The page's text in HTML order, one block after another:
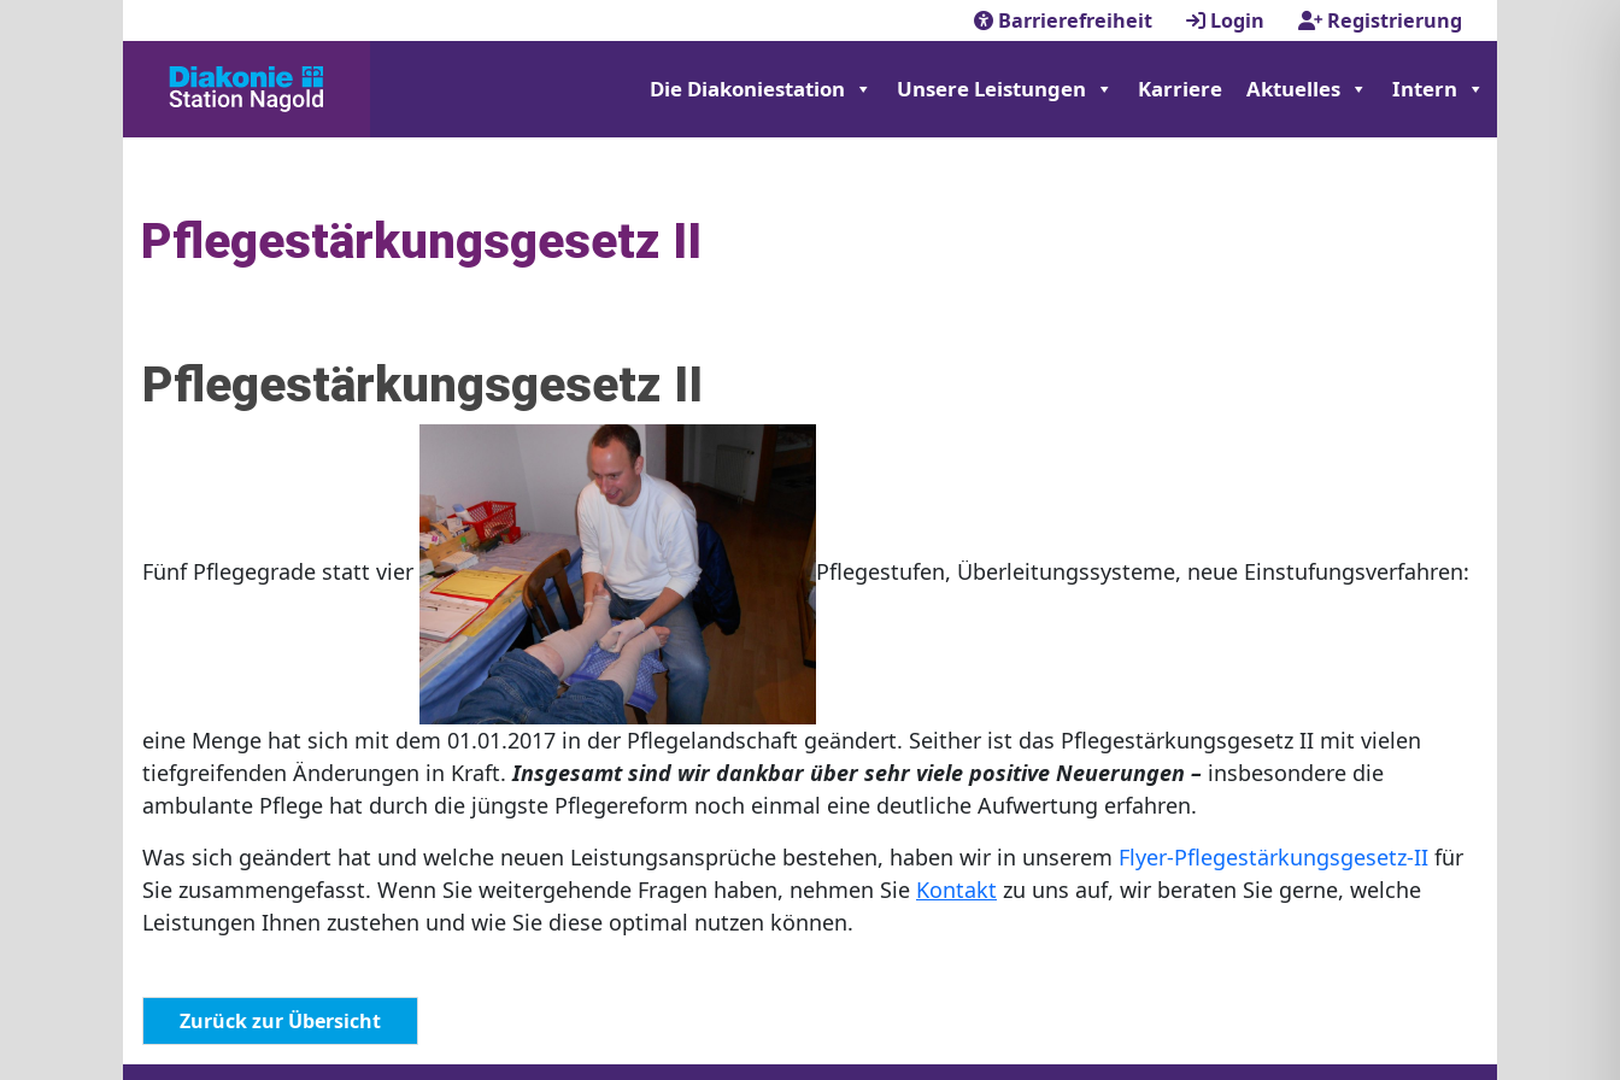
Barrierefreiheit Login Registrierung
Die Diakoniestation Unsere Leistungen Karriere Aktuelles Intern
Pflegestärkungsgesetz II
Pflegestärkungsgesetz II
Fünf Pflegegrade statt vier Pflegestufen, Überleitungssysteme, neue Einstufungsverfahren:
eine Menge hat sich mit dem 01.01.2017 in der Pflegelandschaft geändert. Seither ist das Pflegestärkungsgesetz II mit vielen
tiefgreifenden Änderungen in Kraft.Insgesamt sind wir dankbar über sehr viele positive Neuerungen – insbesondere die
ambulante Pflege hat durch die jüngste Pflegereform noch einmal eine deutliche Aufwertung erfahren.
Was sich geändert hat und welche neuen Leistungsansprüche bestehen, haben wir in unserem Flyer-Pflegestärkungsgesetz-II für
Sie zusammengefasst. Wenn Sie weitergehende Fragen haben, nehmen Sie Kontakt zu uns auf, wir beraten Sie gerne, welche
Leistungen Ihnen zustehen und wie Sie diese optimal nutzen können.
Zurück zur Übersicht